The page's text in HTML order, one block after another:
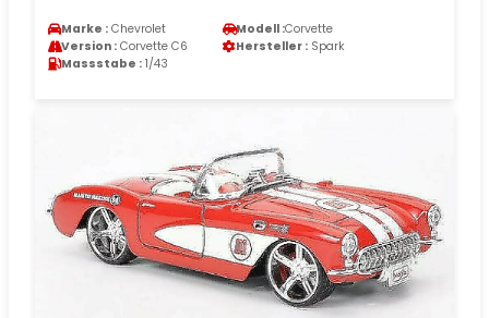
Marke : Chevrolet Modell :Corvette
Version : Corvette C6 Hersteller : Spark
Massstabe : 1/43